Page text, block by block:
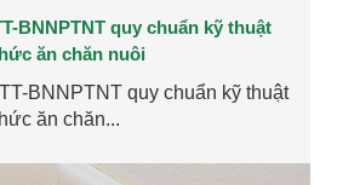
BNNPTNT quy chuẩn kỹ thuật
ăn chăn nuôi
BNNPTNT quy chuẩn kỹ thuật
ăn chăn...